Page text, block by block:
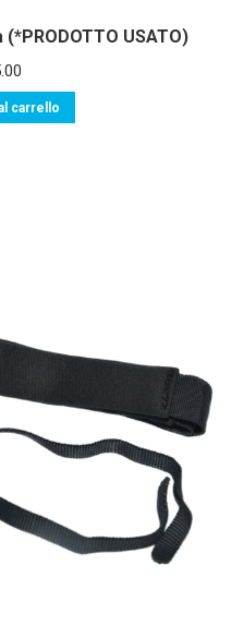
USATO)
carrello